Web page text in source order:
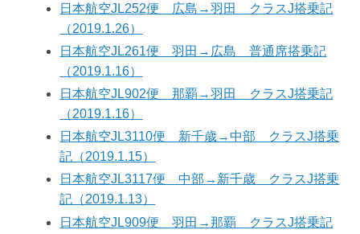
日本航空JL252便 広島→羽田 クラスJ搭乗記
（2019.1.26）
日本航空JL261便 羽田→広島 普通席搭乗記
（2019.1.16）
日本航空JL902便 那覇→羽田 クラスJ搭乗記
（2019.1.16）
日本航空JL3110便 新千歳→中部 クラスJ搭乗
記（2019.1.15）
日本航空JL3117便 中部→新千歳 クラスJ搭乗
記（2019.1.13）
日本航空JL909便 羽田→那覇 クラスJ搭乗記